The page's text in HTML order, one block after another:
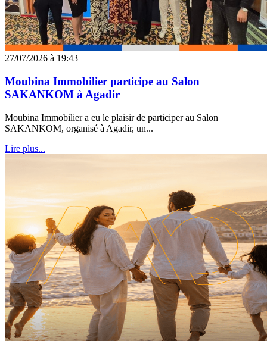
27/07/2026 à 19:43
Moubina Immobilier participe au Salon
SAKANKOM à Agadir
Moubina Immobilier a eu le plaisir de participer au Salon
SAKANKOM, organisé à Agadir, un...
Lire plus...